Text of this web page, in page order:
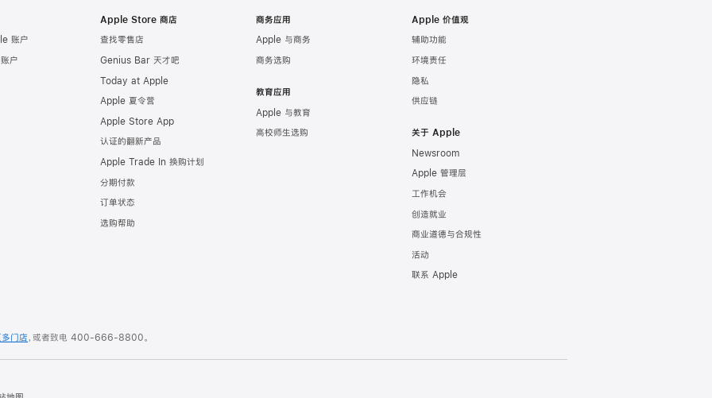
账户
户
Apple Store 商店
查找零售店
Genius Bar 天才吧
Today at Apple
Apple 夏令营
Apple Store App
认证的翻新产品
Apple Trade In 换购计划
分期付款
订单状态
选购帮助
商务应用
Apple 与商务
商务选购
教育应用
Apple 与教育
高校师生选购
Apple 价值观
辅助功能
环境责任
隐私
供应链
关于 Apple
Newsroom
Apple 管理层
工作机会
创造就业
商业道德与合规性
活动
联系 Apple
多门店，或者致电 400-666-8800。